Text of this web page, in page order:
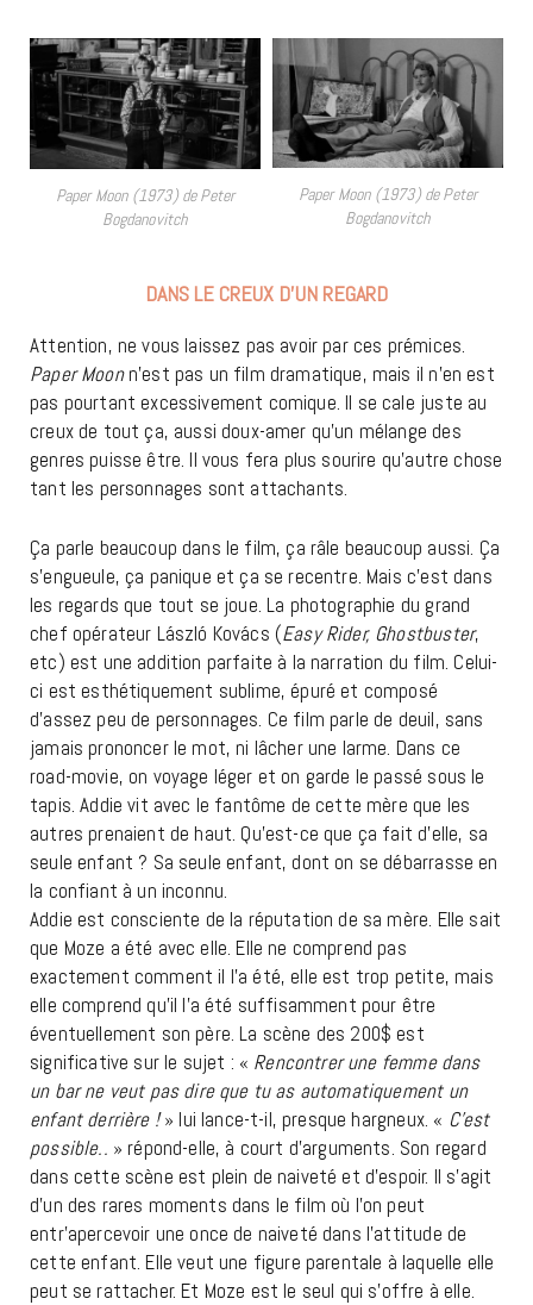
Paper Moon (1973) de Peter
Bogdanovitch
Paper Moon (1973) de Peter
Bogdanovitch
DANS LE CREUX D’UN REGARD
Attention, ne vous laissez pas avoir par ces prémices.
Paper Moonn’est pas un film dramatique, mais il n’en est
pas pourtant excessivement comique. Il se cale juste au
creux de tout ça, aussi doux-amer qu’un mélange des
genres puisse être. Il vous fera plus sourire qu’autre chose
tant les personnages sont attachants.
Ça parle beaucoup dans le film, ça râle beaucoup aussi. Ça
s’engueule, ça panique et ça se recentre. Mais c’est dans
les regards que tout se joue. La photographie du grand
chef opérateur László Kovács (Easy Rider, Ghostbuster,
etc) est une addition parfaite à la narration du film. Celui-
ci est esthétiquement sublime, épuré et composé
d’assez peu de personnages. Ce film parle de deuil, sans
jamais prononcer le mot, ni lâcher une larme. Dans ce
road-movie, on voyage léger et on garde le passé sous le
tapis. Addie vit avec le fantôme de cette mère que les
autres prenaient de haut. Qu’est-ce que ça fait d’elle, sa
seule enfant ? Sa seule enfant, dont on se débarrasse en
la confiant à un inconnu.
Addie est consciente de la réputation de sa mère. Elle sait
que Moze a été avec elle. Elle ne comprend pas
exactement comment il l’a été, elle est trop petite, mais
elle comprend qu’il l’a été suffisamment pour être
éventuellement son père. La scène des 200$ est
significative sur le sujet : « Rencontrer une femme dans
un bar ne veut pas dire que tu as automatiquement un
enfant derrière !» lui lance-t-il, presque hargneux. « C’est
possible.. » répond-elle, à court d’arguments. Son regard
dans cette scène est plein de naiveté et d’espoir. Il s’agit
d’un des rares moments dans le film où l’on peut
entr’apercevoir une once de naiveté dans l’attitude de
cette enfant. Elle veut une figure parentale à laquelle elle
peut se rattacher. Et Moze est le seul qui s’offre à elle.